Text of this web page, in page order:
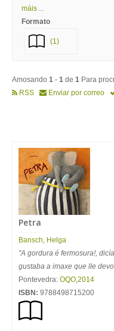
máis ...
Formato
(1)
Amosando 1 - 1 de 1 Para
RSS
Enviar por correo
Petra
Bansch, Helga
"A gordura é fermosura!,
gustaba a imaxe que lle
Pontevedra: OQO,2014
ISBN: 9788498715200